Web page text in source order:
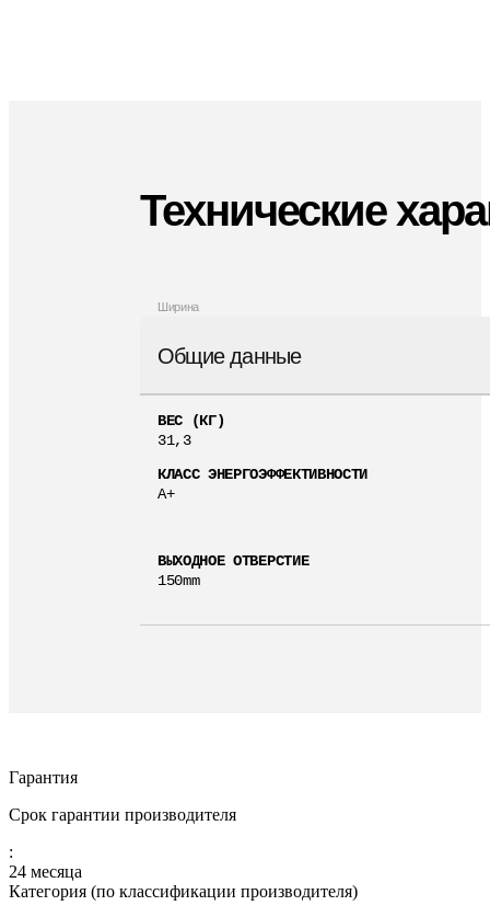
Технические
Ширина
Общие данные
ВЕС (КГ)
31,3
КЛАСС ЭНЕРГОЭФФЕКТИВНОСТИ
A+
ВЫХОДНОЕ ОТВЕРСТИЕ
150mm
Гарантия
Срок гарантии производителя
:
24 месяца
Категория (по классификации производителя)